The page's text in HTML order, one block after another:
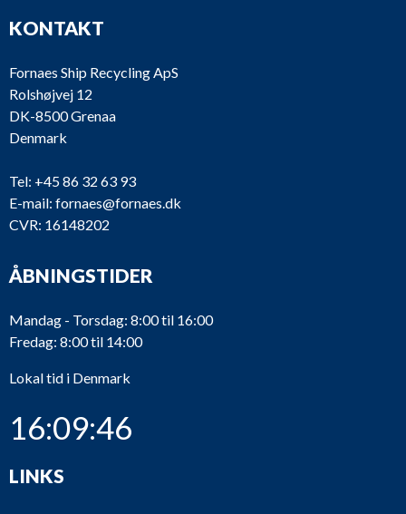
KONTAKT
Fornaes Ship Recycling ApS
Rolshøjvej 12
DK-8500 Grenaa
Denmark
Tel: +45 86 32 63 93
E-mail: fornaes@fornaes.dk
CVR: 16148202
ÅBNINGSTIDER
Mandag - Torsdag: 8:00 til 16:00
Fredag: 8:00 til 14:00
Lokal tid i Denmark
16:09:46
LINKS